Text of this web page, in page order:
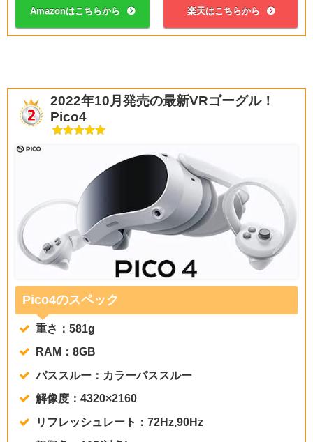
Amazonはこちらから 楽天はこちらから
2022年10月発売の最新VRゴーグル！
Pico4
Pico4のスペック
重さ：581g
RAM：8GB
パススルー：カラーパススルー
解像度：4320×2160
リフレッシュレート：72Hz,90Hz